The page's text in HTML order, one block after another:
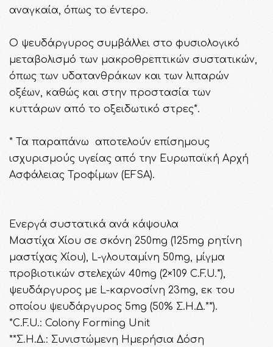
αναγκαία, όπως το έντερο.
Ο ψευδάργυρος συμβάλλει στο φυσιολογικό
μεταβολισμό των μακροθρεπτικών συστατικών,
όπως των υδατανθράκων και των λιπαρών
οξέων, καθώς και στην προστασία των
κυττάρων από το οξειδωτικό στρες*.
* Τα παραπάνω αποτελούν επίσημους
ισχυρισμούς υγείας από την Eυρωπαϊκή Αρχή
Ασφάλειας Τροφίμων (EFSA).
Ενεργά συστατικά ανά κάψουλα
Mαστίχα Χίου σε σκόνη 250mg (125mg ρητίνη
μαστίχας Χίου), L-γλουταμίνη 50mg, μίγμα
προβιοτικών στελεχών 40mg (2×109 C.F.U.*),
ψευδάργυρος με L-καρνοσίνη 23mg, εκ του
οποίου ψευδάργυρος 5mg (50% Σ.Η.Δ.**).
*C.F.U.: Colony Forming Unit
**Σ.Η.Δ.: Συνιστώμενη Ημερήσια Δόση